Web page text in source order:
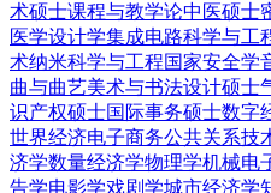
术硕士课程与教学论中医硕士
医学设计学集成电路科学与工
术纳米科学与工程国家安全学
曲与曲艺美术与书法设计硕士
识产权硕士国际事务硕士数字
世界经济电子商务公共关系技
济学数量经济学物理学机械电
告学电影学戏剧学城市经济学